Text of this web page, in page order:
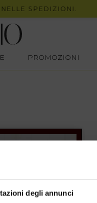
degli annunci
SPEDIZIONI.
PROMOZIONI